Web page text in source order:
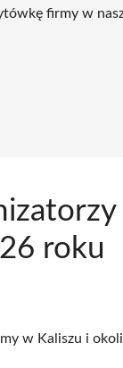
firmy w
roku
w Kaliszu i